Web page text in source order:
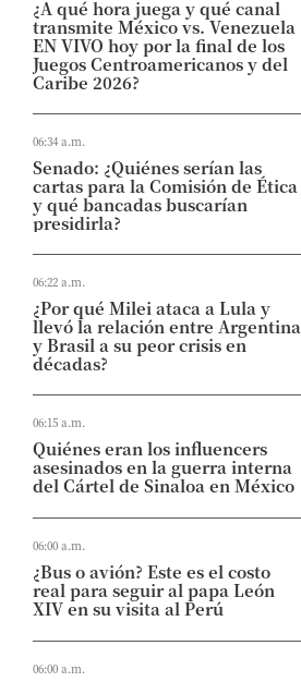
¿A qué hora juega y qué canal
transmite México vs. Venezuela
EN VIVO hoy por la final de los
Juegos Centroamericanos y del
Caribe 2026?
06:34 a.m.
Senado: ¿Quiénes serían las
cartas para la Comisión de Ética
y qué bancadas buscarían
presidirla?
06:22 a.m.
¿Por qué Milei ataca a Lula y
llevó la relación entre Argentina
y Brasil a su peor crisis en
décadas?
06:15 a.m.
Quiénes eran los influencers
asesinados en la guerra interna
del Cártel de Sinaloa en México
06:00 a.m.
¿Bus o avión? Este es el costo
real para seguir al papa León
XIV en su visita al Perú
06:00 a.m.